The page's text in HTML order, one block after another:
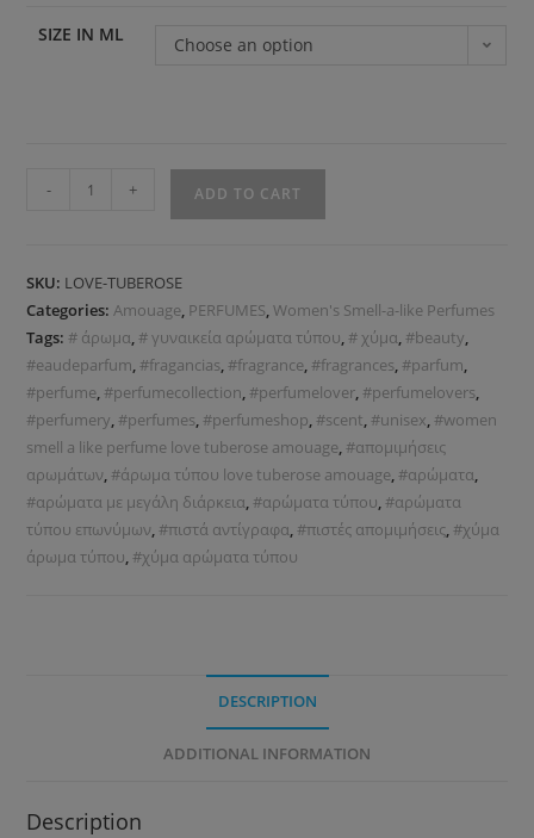
SIZE IN ML Choose an option
- + ADD TO CART
SKU: LOVE-TUBEROSE
Categories:Amouage, PERFUMES,Women's Smell-a-like Perfumes
Tags: # άρωμα, # γυναικεία αρώματα τύπου, # χύμα, #beauty,
#eaudeparfum, #fragancias, #fragrance, #fragrances, #parfum,
#perfume, #perfumecollection, #perfumelover, #perfumelovers,
#perfumery, #perfumes, #perfumeshop, #scent, #unisex, #women
smell a like perfume love tuberose amouage, #απομιμήσεις
αρωμάτων, #άρωμα τύπου love tuberose amouage, #αρώματα,
#αρώματα με μεγάλη διάρκεια, #αρώματα τύπου, #αρώματα
τύπου επωνύμων, #πιστά αντίγραφα, #πιστές απομιμήσεις, #χύμα
άρωμα τύπου, #χύμα αρώματα τύπου
DESCRIPTION
ADDITIONAL INFORMATION
Description